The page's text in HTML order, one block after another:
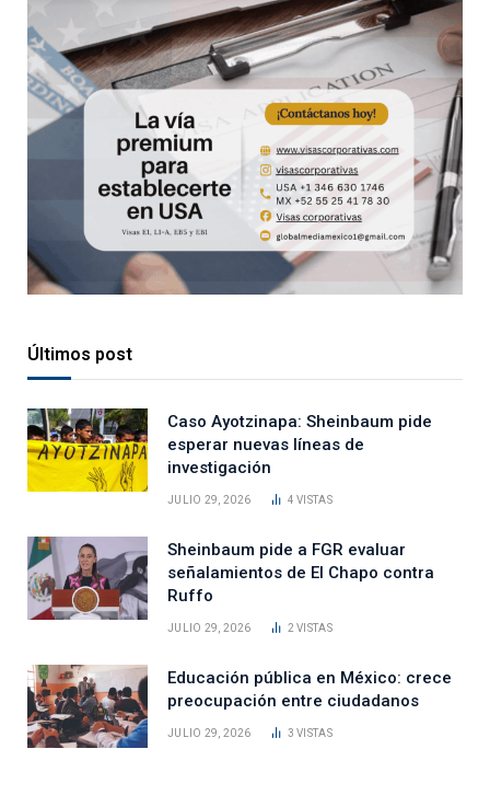
Últimos post
Caso Ayotzinapa: Sheinbaum pide
esperar nuevas líneas de
investigación
JULIO 29, 2026 4VISTAS
Sheinbaum pide a FGR evaluar
señalamientos de El Chapo contra
Ruffo
JULIO 29, 2026 2VISTAS
Educación pública en México: crece
preocupación entre ciudadanos
JULIO 29, 2026 3VISTAS